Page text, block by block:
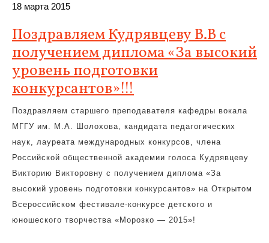
18 марта 2015
Поздравляем Кудрявцеву В.В с
получением диплома «За высокий
уровень подготовки
конкурсантов»!!!
Поздравляем старшего преподавателя кафедры вокала
МГГУ им. М.А. Шолохова, кандидата педагогических
наук, лауреата международных конкурсов, члена
Российской общественной академии голоса Кудрявцеву
Викторию Викторовну с получением диплома «За
высокий уровень подготовки конкурсантов» на Открытом
Всероссийском фестивале-конкурсе детского и
юношеского творчества «Морозко — 2015»!